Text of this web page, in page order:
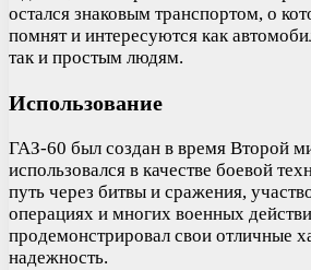
остался знаковым транспортом, о
помнят и интересуются как
так и простым людям.
Использование
ГАЗ-60 был создан в время Второй
использовался в качестве боевой
путь через битвы и сражения,
операциях и многих военных
продемонстрировал свои отличные
надежность.